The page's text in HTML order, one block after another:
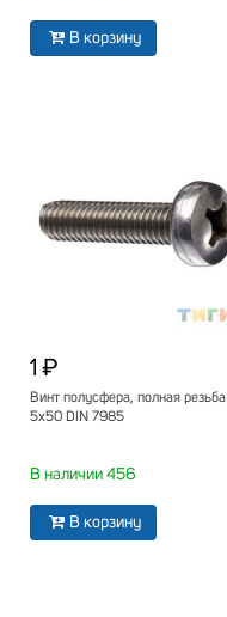
В корзину
1 ₽
Винт полусфера, полная резьба
5х50 DIN 7985
В наличии 456
В корзину